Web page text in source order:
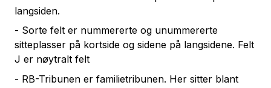
langsiden.
- Sorte felt er nummererte og unummererte
sitteplasser på kortside og sidene på langsidene. Felt
J er nøytralt felt
- RB-Tribunen er familietribunen. Her sitter blant